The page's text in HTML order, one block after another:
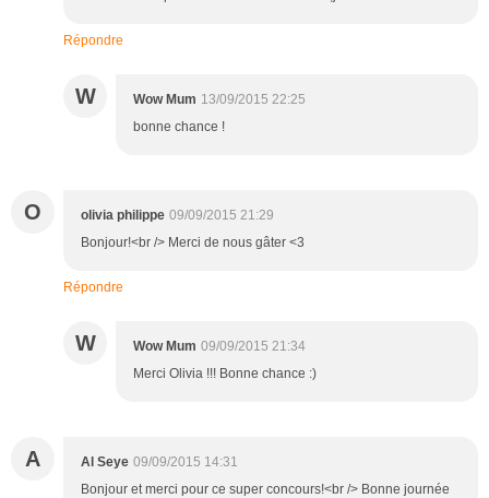
Répondre
W Wow Mum 13/09/2015 22:25
bonne chance !
O olivia philippe 09/09/2015 21:29
Bonjour!<br /> Merci de nous gâter <3
Répondre
W Wow Mum 09/09/2015 21:34
Merci Olivia !!! Bonne chance :)
A Al Seye 09/09/2015 14:31
Bonjour et merci pour ce super concours!<br /> Bonne journée